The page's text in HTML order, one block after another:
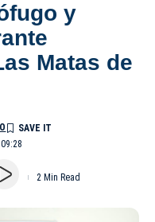
y
Matas de
2 Min Read